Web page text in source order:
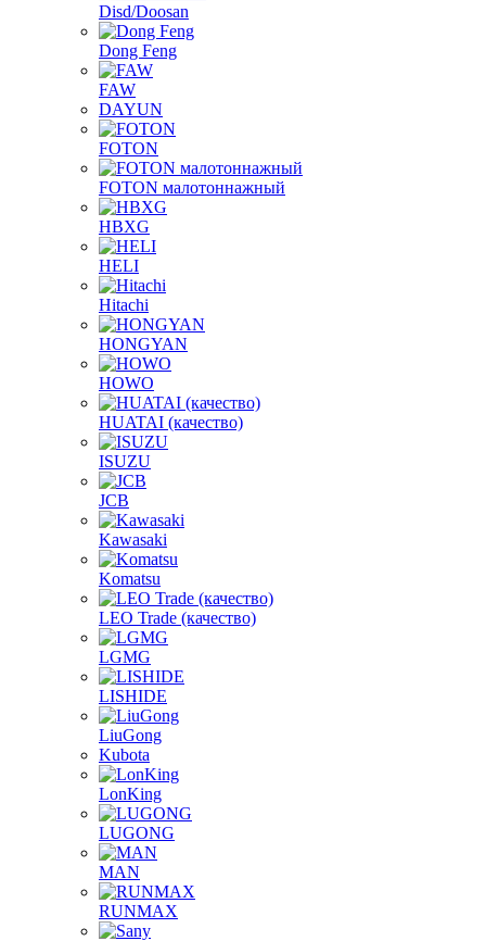
Disd/Doosan
Dong Feng
FAW
DAYUN
FOTON
FOTON малотоннажный
HBXG
HELI
Hitachi
HONGYAN
HOWO
HUATAI (качество)
ISUZU
JCB
Kawasaki
Komatsu
LEO Trade (качество)
LGMG
LISHIDE
LiuGong
Kubota
LonKing
LUGONG
MAN
RUNMAX